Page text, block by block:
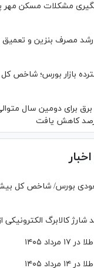
مشکلات مسکن
رشد مصرف بنزین و تعمیق
برای دومین سال
کالابرگ الکترونیکی
۱۴۰۵
۱۴۰۵